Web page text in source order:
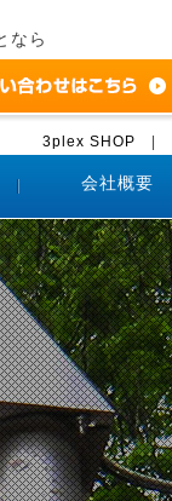
なら
3plex SHOP
会社概要